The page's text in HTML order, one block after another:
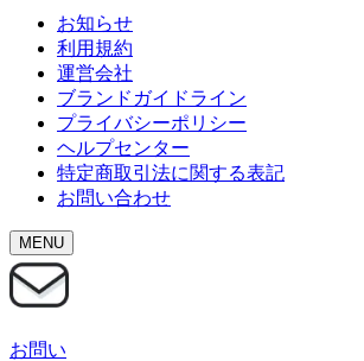
お知らせ
利用規約
運営会社
ブランドガイドライン
プライバシーポリシー
ヘルプセンター
特定商取引法に関する表記
お問い合わせ
MENU
お問い